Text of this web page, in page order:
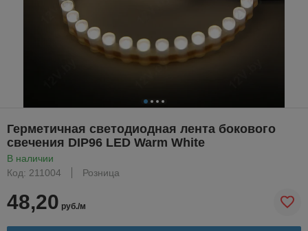
Герметичная светодиодная лента бокового
свечения DIP96 LED Warm White
В наличии
Код: 211004
Розница
48,20 руб./м